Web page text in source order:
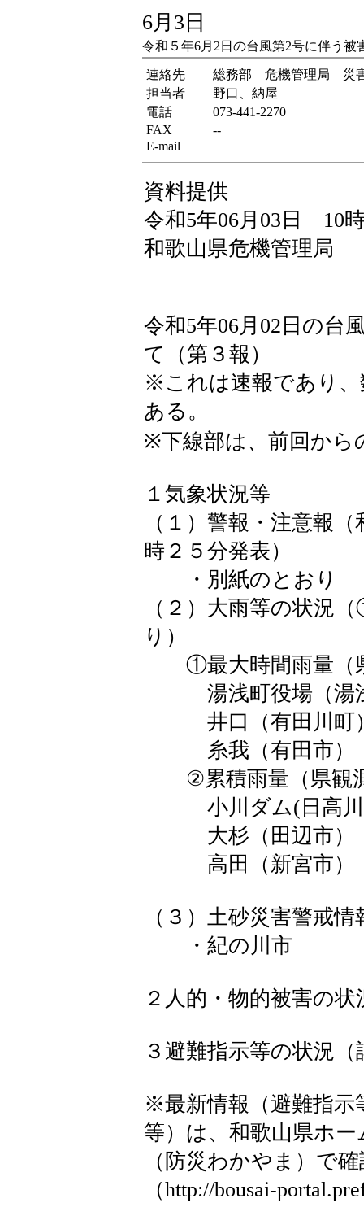
6月3日
令和５年6月2日の台風第2号に伴う
連絡先
総務部 危機管理局 災
担当者
野口、納屋
電話
073-441-2270
FAX
--
E-mail
資料提供
令和5年06月03日 10
和歌山県危機管理局
令和5年06月02日の台
て（第３報）
※これは速報であり
ある。
※下線部は、前回から
１気象状況等
（１）警報・注意報
時２５分発表）
・別紙のとおり
（２）大雨等の状況
り）
①最大時間雨量（
湯浅町役場（湯浅
井口（有田川町
糸我（有田市）
②累積雨量（県観
小川ダム(日高
大杉（田辺市
高田（新宮市
（３）土砂災害警戒
・紀の川市
２人的・物的被害の
３避難指示等の状況
※最新情報（避難指示
等）は、和歌山県ホ
（防災わかやま）で
（http://bousai-